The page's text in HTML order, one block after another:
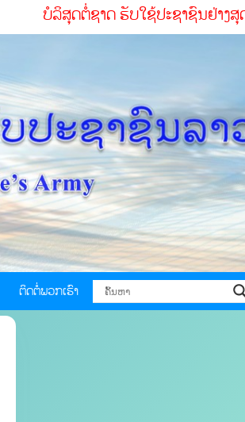
ຕໍ່ຊາດ ຮັບໃຊ້ປະຊາຊົນຢ່າງສຸດໃຈ ເສີມ
ຕິດຕໍ່ພວກເຮົາ